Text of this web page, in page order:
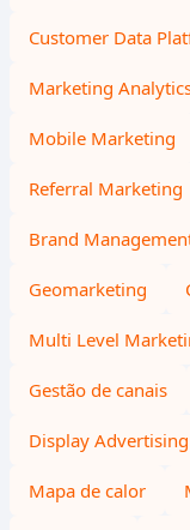
Customer Data
Marketing
Mobile Marketing
Referral Marketing
Brand
Geomarketing
Multi Level
Gestão de canais
Display Advertising
Mapa de calor